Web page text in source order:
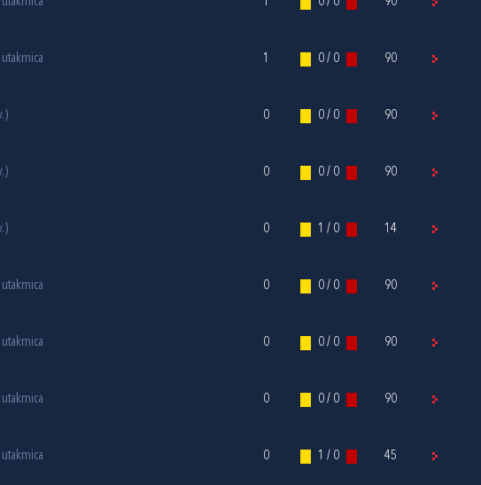
utakmica 1 0 / 0 90
0 0 / 0 90
0 0 / 0 90
0 1 / 0 14
utakmica 0 0 / 0 90
utakmica 0 0 / 0 90
utakmica 0 0 / 0 90
utakmica 0 1 / 0 45